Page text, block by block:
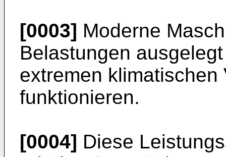
[0003] Moderne
Belastungen
extremen
funktionieren.
[0004] Diese